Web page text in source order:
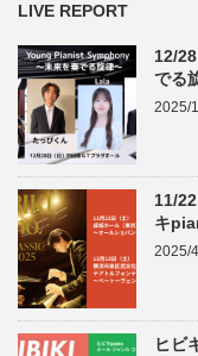
LIVE REPORT
12/
でる
2025/
11/
キ
2025/
ヒビ